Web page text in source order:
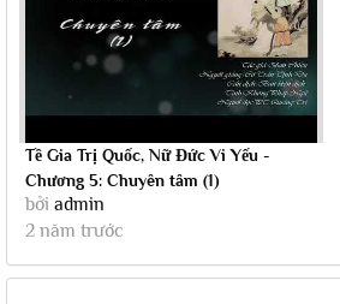
Tề Gia Trị Quốc, Nữ Đức Vi Yếu -
Chương 5: Chuyên tâm (1)
bởi admin
2 năm trước